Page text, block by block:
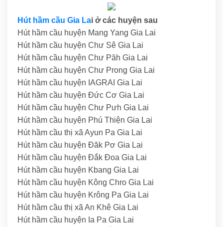
Hút hầm cầu Gia Lai ở các huyện sau
Hút hầm cầu huyện Mang Yang Gia Lai
Hút hầm cầu huyện Chư Sê Gia Lai
Hút hầm cầu huyện Chư Păh Gia Lai
Hút hầm cầu huyện Chư Prong Gia Lai
Hút hầm cầu huyện IAGRAI Gia Lai
Hút hầm cầu huyện Đức Cơ Gia Lai
Hút hầm cầu huyện Chư Pưh Gia Lai
Hút hầm cầu huyện Phú Thiện Gia Lai
Hút hầm cầu thị xã Ayun Pa Gia Lai
Hút hầm cầu huyện Đăk Pơ Gia Lai
Hút hầm cầu huyện Đắk Đoa Gia Lai
Hút hầm cầu huyện Kbang Gia Lai
Hút hầm cầu huyện Kông Chro Gia Lai
Hút hầm cầu huyện Krông Pa Gia Lai
Hút hầm cầu thị xã An Khê Gia Lai
Hút hầm cầu huyện Ia Pa Gia Lai